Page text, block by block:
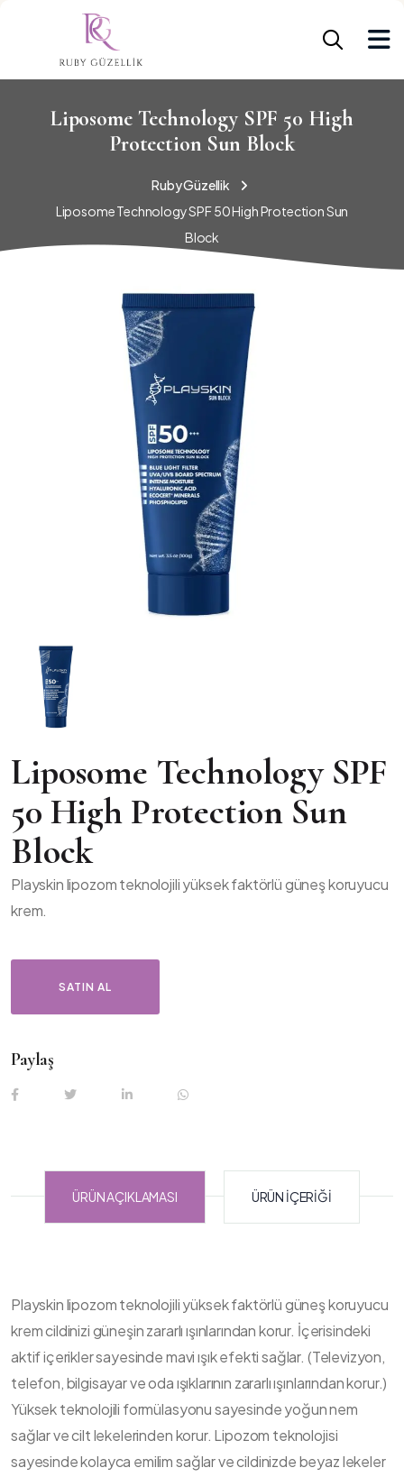
Liposome Technology SPF 50 High
Protection Sun Block
Ruby Güzellik
Liposome Technology SPF 50 High Protection Sun
Block
Liposome Technology SPF
50 High Protection Sun
Block
Playskin lipozom teknolojili yüksek faktörlü güneş koruyucu
krem.
SATIN AL
Paylaş
ÜRÜN AÇIKLAMASI ÜRÜN İÇERIĞI
Playskin lipozom teknolojili yüksek faktörlü güneş koruyucu
krem cildinizi güneşin zararlı ışınlarından korur. İçerisindeki
aktif içerikler sayesinde mavi ışık efekti sağlar. (Televizyon,
telefon, bilgisayar ve oda ışıklarının zararlı ışınlarından korur.)
Yüksek teknolojili formülasyonu sayesinde yoğun nem
sağlar ve cilt lekelerinden korur. Lipozom teknolojisi
sayesinde kolayca emilim sağlar ve cildinizde beyaz lekeler